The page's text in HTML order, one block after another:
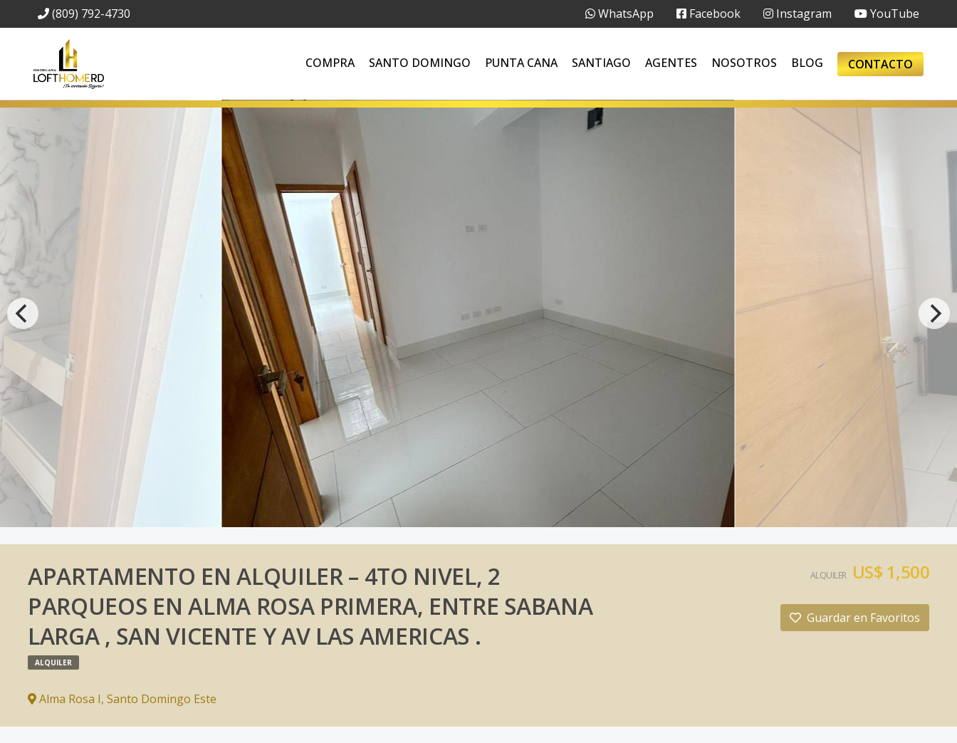
(809) 792-4730 WhatsApp Facebook Instagram YouTube
COMPRA SANTO DOMINGO PUNTA CANA SANTIAGO AGENTES NOSOTROS BLOG CONTACTO
APARTAMENTO EN ALQUILER – 4TO NIVEL, 2
PARQUEOS EN ALMA ROSA PRIMERA, ENTRE SABANA
LARGA , SAN VICENTE Y AV LAS AMERICAS .
ALQUILER
Alma Rosa I, Santo Domingo Este
ALQUILER US$ 1,500
Guardar en Favoritos